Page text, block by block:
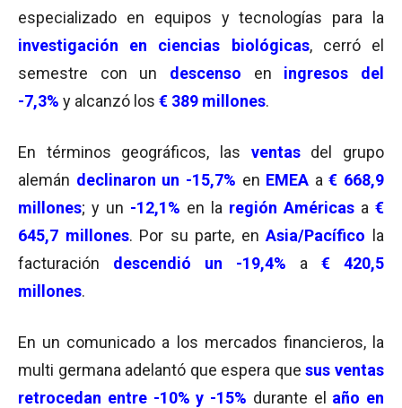
especializado en equipos y tecnologías para la
investigación en ciencias biológicas, cerró el
semestre con un descenso en ingresos del
-7,3% y alcanzó los € 389 millones.
En términos geográficos, las ventasdel grupo
alemán declinaron un -15,7% en EMEA a€ 668,9
millones; y un -12,1% en la región Américas a €
645,7 millones. Por su parte, en Asia/Pacífico la
facturación descendió un -19,4% a € 420,5
millones.
En un comunicado a los mercados financieros, la
multi germana adelantó que espera que sus ventas
retrocedan entre -10% y -15% durante el año en